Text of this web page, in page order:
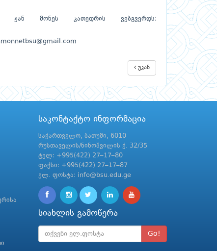
ჟან მონეს კათედრის ვებგვერდს:
უკან
საკონტაქტო ინფორმაცია
საქართველო, ბათუმი, 6010
რუსთაველის/ნინოშვილის ქ. 32/35
ტელ: +995(422) 27–17–80
ფაქსი: +995(422) 27–17–87
ელ. ფოსტა: info@bsu.edu.ge
სიახლის გამოწერა
Go!